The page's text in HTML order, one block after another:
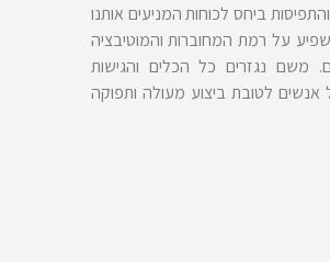
ביחס לכוחות המניעים אותנו
על רמת המחוברות והמוטיבציה
משם נגזרים כל הכלים והגישות
לטובת ביצוע מעולה ותפוקה